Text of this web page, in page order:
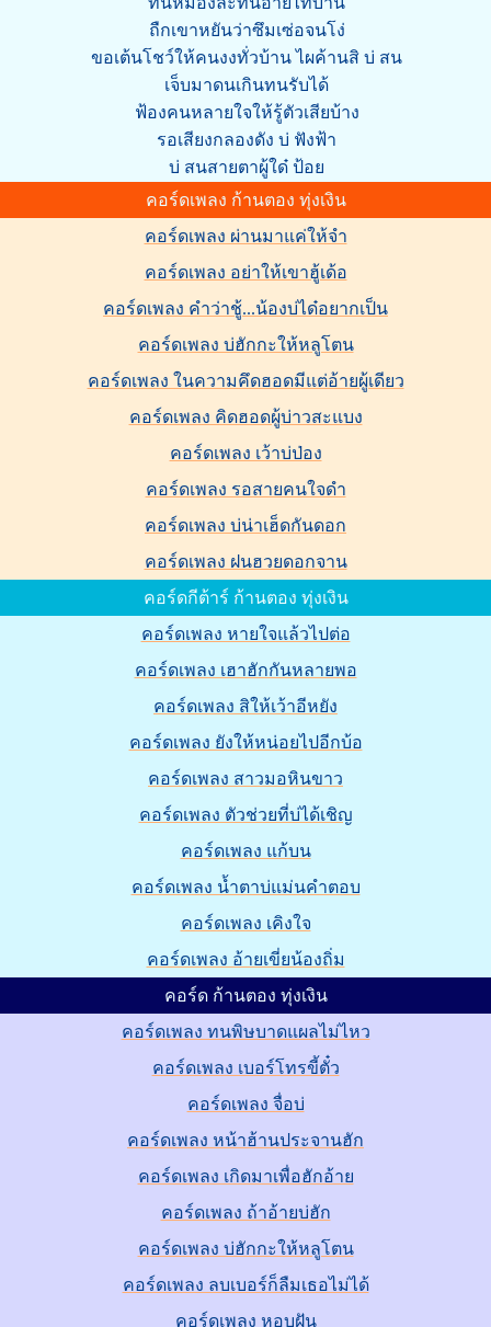
ถืกเขาหยันว่าซึมเซ่อจนโง่
ขอเต้นโชว์ให้คนงงทั่วบ้าน ไผค้านสิ บ่ สน
เจ็บมาดนเกินทนรับได้
ฟ้องคนหลายใจให้รู้ตัวเสียบ้าง
รอเสียงกลองดัง บ่ ฟังฟ้า
บ่ สนสายตาผู้ใด๋ ป้อย
คอร์ดเพลง ก้านตอง ทุ่งเงิน
คอร์ดเพลง ผ่านมาแค่ให้จำ
คอร์ดเพลง อย่าให้เขาฮู้เด้อ
คอร์ดเพลง คำว่าชู้...น้องบ่ได๋อยากเป็น
คอร์ดเพลง บ่ฮักกะให้หลูโตน
คอร์ดเพลง ในความคึดฮอดมีแต่อ้ายผู้เดียว
คอร์ดเพลง คิดฮอดผู้บ่าวสะแบง
คอร์ดเพลง เว้าบ่ป่อง
คอร์ดเพลง รอสายคนใจดำ
คอร์ดเพลง บ่น่าเฮ็ดกันดอก
คอร์ดเพลง ฝนฮวยดอกจาน
คอร์ดกีต้าร์ ก้านตอง ทุ่งเงิน
คอร์ดเพลง หายใจแล้วไปต่อ
คอร์ดเพลง เฮาฮักกันหลายพอ
คอร์ดเพลง สิให้เว้าอีหยัง
คอร์ดเพลง ยังให้หน่อยไปอีกบ้อ
คอร์ดเพลง สาวมอหินขาว
คอร์ดเพลง ตัวช่วยที่บ่ได้เชิญ
คอร์ดเพลง แก้บน
คอร์ดเพลง น้ำตาบ่แม่นคำตอบ
คอร์ดเพลง เคิงใจ
คอร์ดเพลง อ้ายเขี่ยน้องถิ่ม
คอร์ด ก้านตอง ทุ่งเงิน
คอร์ดเพลง ทนพิษบาดแผลไม่ไหว
คอร์ดเพลง เบอร์โทรขี้ตั๋ว
คอร์ดเพลง จื่อบ่
คอร์ดเพลง หน้าฮ้านประจานฮัก
คอร์ดเพลง เกิดมาเพื่อฮักอ้าย
คอร์ดเพลง ถ้าอ้ายบ่ฮัก
คอร์ดเพลง บ่ฮักกะให้หลูโตน
คอร์ดเพลง ลบเบอร์ก็ลืมเธอไม่ได้
คอร์ดเพลง หอบฝัน